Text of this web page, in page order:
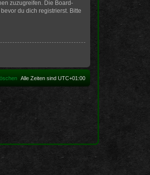
zuzugreifen. Die Board-
du dich registrierst. Bitte
Alle Zeiten sind UTC+01:00